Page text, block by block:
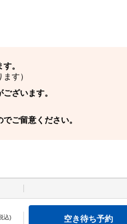
。
す）
ざいます。
でご留意ください。
込)
空き待ち予約